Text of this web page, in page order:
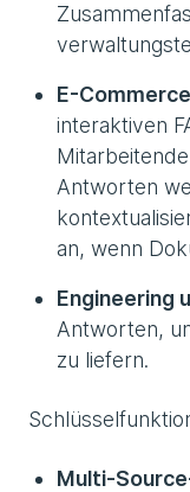
E-
interaktiven
Antworten
an, wenn
Engineering
Antworten,
zu liefern.
Multi-